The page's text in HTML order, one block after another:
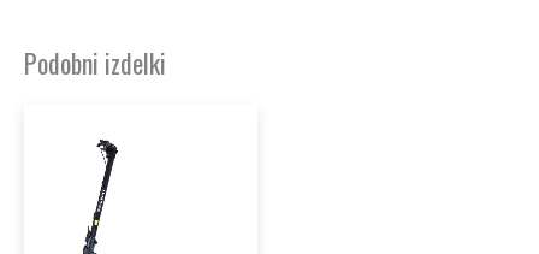
Podobni izdelki